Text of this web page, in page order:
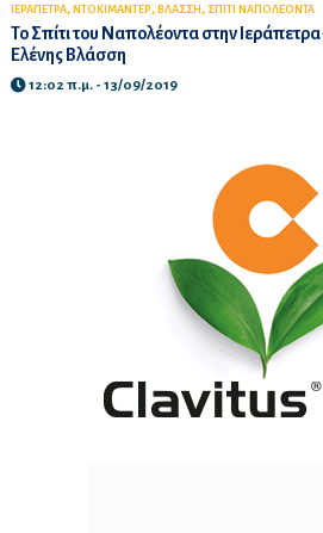
ΙΕΡΑΠΕΤΡΑ, ΝΤΟΚΙΜΑΝΤΕΡ, ΒΛΑΣΣΗ , ΣΠΙΤΙ ΝΑΠΟΛΕΟΝΤΑ
Το Σπίτι του Ναπολέοντα στην Ιεράπετρα
Ελένης Βλάσση
12:02 π.μ. - 13/09/2019